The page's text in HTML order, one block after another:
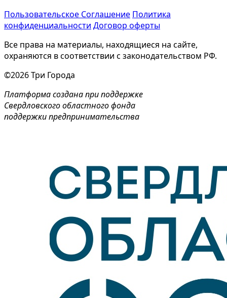
Пользовательское Соглашение Политика
конфиденциальности Договор оферты
Все права на материалы, находящиеся на сайте,
охраняются в соответствии с законодательством РФ.
©2026 Три Города
Платформа создана при поддержке
Свердловского областного фонда
поддержки предпринимательства